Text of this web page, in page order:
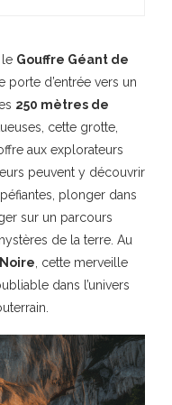
le Gouffre Géant de
porte d’entrée vers un
250 mètres de
cette grotte,
aux explorateurs
peuvent y découvrir
plonger dans
sur un parcours
de la terre. Au
, cette merveille
dans l’univers